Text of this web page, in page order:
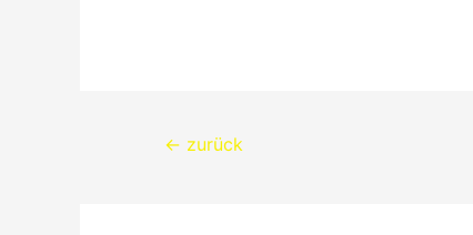
Beitragsnavigation
← zurück